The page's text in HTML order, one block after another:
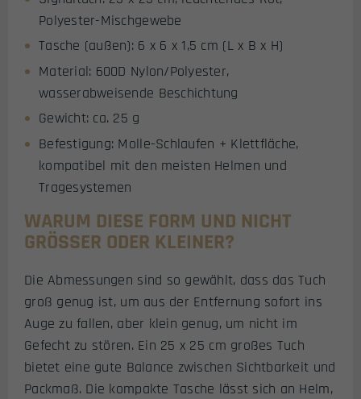
Polyester-Mischgewebe
Tasche (außen): 6 x 6 x 1,5 cm (L x B x H)
Material: 600D Nylon/Polyester,
wasserabweisende Beschichtung
Gewicht: ca. 25 g
Befestigung: Molle-Schlaufen + Klettfläche,
kompatibel mit den meisten Helmen und
Tragesystemen
WARUM DIESE FORM UND NICHT
GRÖSSER ODER KLEINER?
Die Abmessungen sind so gewählt, dass das Tuch
groß genug ist, um aus der Entfernung sofort ins
Auge zu fallen, aber klein genug, um nicht im
Gefecht zu stören. Ein 25 x 25 cm großes Tuch
bietet eine gute Balance zwischen Sichtbarkeit und
Packmaß. Die kompakte Tasche lässt sich an Helm,